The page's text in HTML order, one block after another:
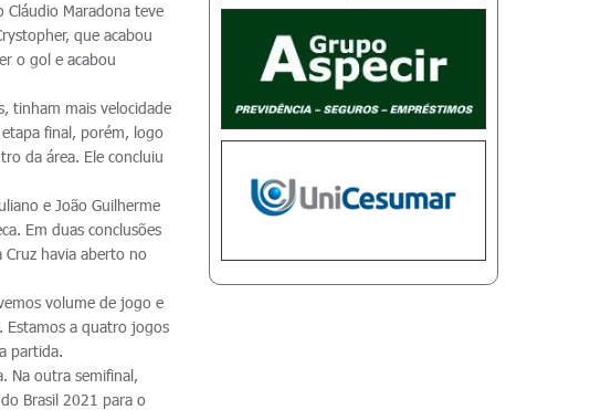
Maradona teve
que acabou
o gol e acabou
tinham mais velocidade
final, porém, logo
da área. Ele concluiu
e João Guilherme
Em duas conclusões
havia aberto no
volume de jogo e
Estamos a quatro jogos
partida.
Na outra semifinal,
Brasil 2021 para o